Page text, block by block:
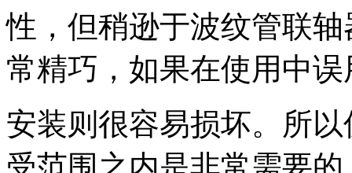
性，但稍逊于波纹管联
常精巧，如果在使用中
安装则很容易损坏。所